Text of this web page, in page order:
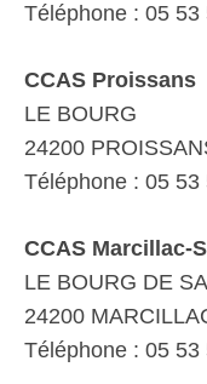
Téléphone : 05 53
CCAS Proissans
LE BOURG
24200
Téléphone : 05 53
CCAS Marcillac-
LE BOURG DE
24200
Téléphone : 05 53